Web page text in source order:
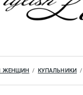
ЖЕНЩИН
  /
КУПАЛЬНИКИ
  /